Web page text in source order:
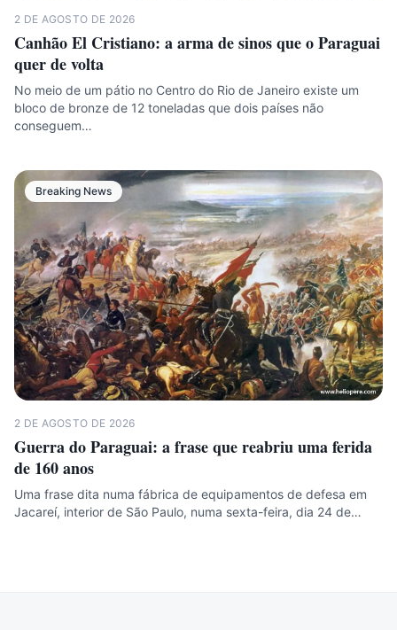
2 DE AGOSTO DE 2026
Canhão El Cristiano: a arma de sinos que o Paraguai
quer de volta
No meio de um pátio no Centro do Rio de Janeiro existe um
bloco de bronze de 12 toneladas que dois países não
conseguem…
Breaking News
2 DE AGOSTO DE 2026
Guerra do Paraguai: a frase que reabriu uma ferida
de 160 anos
Uma frase dita numa fábrica de equipamentos de defesa em
Jacareí, interior de São Paulo, numa sexta-feira, dia 24 de…